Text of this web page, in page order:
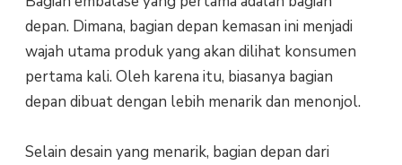
depan. Dimana, bagian depan kemasan ini menjadi
wajah utama produk yang akan dilihat konsumen
pertama kali. Oleh karena itu, biasanya bagian
depan dibuat dengan lebih menarik dan menonjol.
Selain desain yang menarik, bagian depan dari